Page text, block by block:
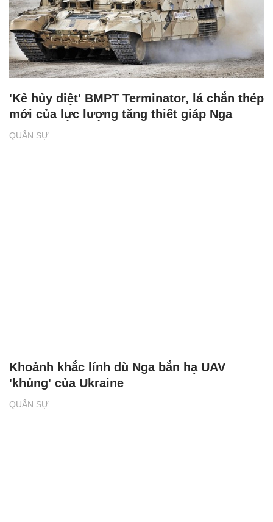
QUÂN SỰ
'Kẻ hủy diệt' BMPT Terminator, lá chắn thép
mới của lực lượng tăng thiết giáp Nga
QUÂN SỰ
Khoảnh khắc lính dù Nga bắn hạ UAV
'khủng' của Ukraine